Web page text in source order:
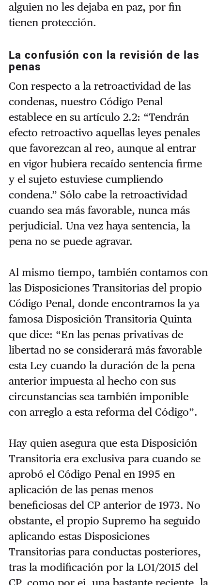
alguien no les dejaba en paz, por fin
tienen protección.
La confusión con la revisión de las
penas
Con respecto a la retroactividad de las
condenas, nuestro Código Penal
establece en su artículo 2.2: “Tendrán
efecto retroactivo aquellas leyes penales
que favorezcan al reo, aunque al entrar
en vigor hubiera recaído sentencia firme
y el sujeto estuviese cumpliendo
condena.” Sólo cabe la retroactividad
cuando sea más favorable, nunca más
perjudicial. Una vez haya sentencia, la
pena no se puede agravar.
Al mismo tiempo, también contamos con
las Disposiciones Transitorias del propio
Código Penal, donde encontramos la ya
famosa Disposición Transitoria Quinta
que dice: “En las penas privativas de
libertad no se considerará más favorable
esta Ley cuando la duración de la pena
anterior impuesta al hecho con sus
circunstancias sea también imponible
con arreglo a esta reforma del Código”.
Hay quien asegura que esta Disposición
Transitoria era exclusiva para cuando se
aprobó el Código Penal en 1995 en
aplicación de las penas menos
beneficiosas del CP anterior de 1973. No
obstante, el propio Supremo ha seguido
aplicando estas Disposiciones
Transitorias para conductas posteriores,
tras la modificación por la LO1/2015 del